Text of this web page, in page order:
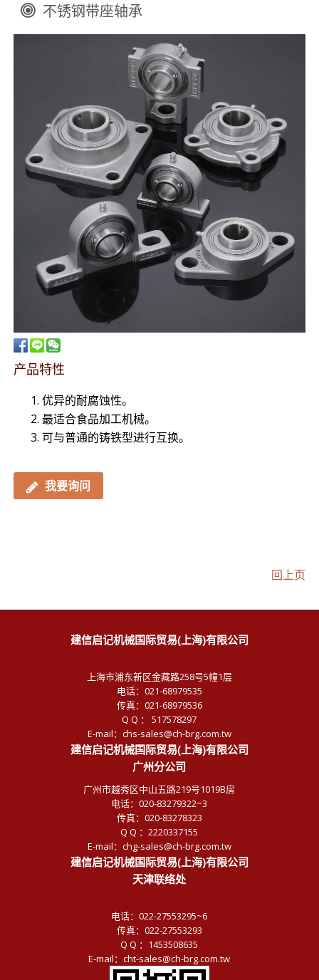
不锈钢带座轴承
产品特性
优异的耐腐蚀性。
最适合食品加工机械。
可与普通的铸铁型进行互换。
我要询问
回上页
建信启记机械国际贸易(上海)有限公司
上海市浦东新区金藏路258号5幢1层
电话：021-68979535
传真：021-68979536
Q Q ： 517578297
E-mail：chs-sales@ch-brg.com.tw
建信启记机械国际贸易(上海)有限公司
广州分公司
广州市越秀区中山五路219号1019B房
电话：020-83279322~3
传真：020-83278323
Q Q ：2220337155
E-mail：chg-sales@ch-brg.com.tw
建信启记机械国际贸易(上海)有限公司
天津联络处
电话：022-27553295~6
传真：022-27553293
Q Q ：1453508635
E-mail：cht-sales@ch-brg.com.tw